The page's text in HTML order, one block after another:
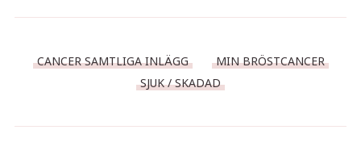
CANCER SAMTLIGA INLÄGG
MIN BRÖSTCANCER
SJUK / SKADAD